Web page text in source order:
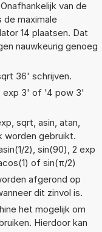
van de
de maximale
14 plaatsen. Dat
nauwkeurig genoeg
36' schrijven.
exp 3' of '4 pow 3'
sqrt, asin, atan,
worden gebruikt.
2), sin(90), 2 exp
of sin(π/2)
afgerond op
dit zinvol is.
het mogelijk om
Hierdoor kan